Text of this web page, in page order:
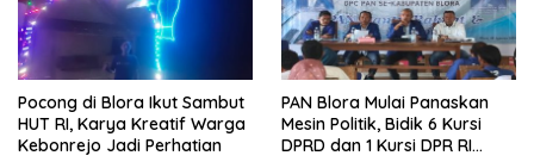
‎Pocong di Blora Ikut Sambut
HUT RI, Karya Kreatif Warga
Kebonrejo Jadi Perhatian
‎PAN Blora Mulai Panaskan
Mesin Politik, Bidik 6 Kursi
DPRD dan 1 Kursi DPR RI